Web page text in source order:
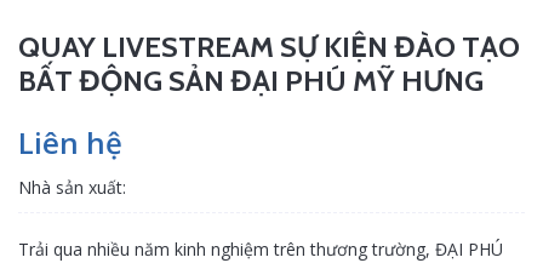
QUAY LIVESTREAM SỰ KIỆN ĐÀO TẠO
BẤT ĐỘNG SẢN ĐẠI PHÚ MỸ HƯNG
Liên hệ
Nhà sản xuất:
Trải qua nhiều năm kinh nghiệm trên thương trường, ĐẠI PHÚ